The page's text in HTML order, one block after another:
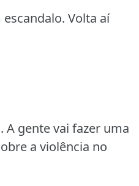
Volta aí
A gente vai fazer uma
a violência no